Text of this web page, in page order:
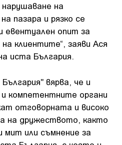
на
пазара и рязко се
евентуален опит за
клиентите“, заяви Ася
иста България.
вярва, че и
компетентните органи
отговорната и високо
на дружеството, както
мит или съмнение за